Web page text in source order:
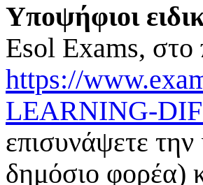
Υποψήφιοι ειδι
Esol Exams,
https://
LEARNING-
επισυνάψετε
δημόσιο φορέα)